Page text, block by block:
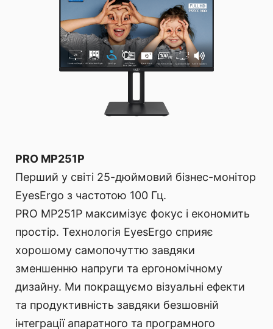
PRO MP251P
Перший у світі 25-дюймовий бізнес-монітор
EyesErgo з частотою 100 Гц.
PRO MP251P максимізує фокус і економить
простір. Технологія EyesErgo сприяє
хорошому самопочуттю завдяки
зменшенню напруги та ергономічному
дизайну. Ми покращуємо візуальні ефекти
та продуктивність завдяки безшовній
інтеграції апаратного та програмного